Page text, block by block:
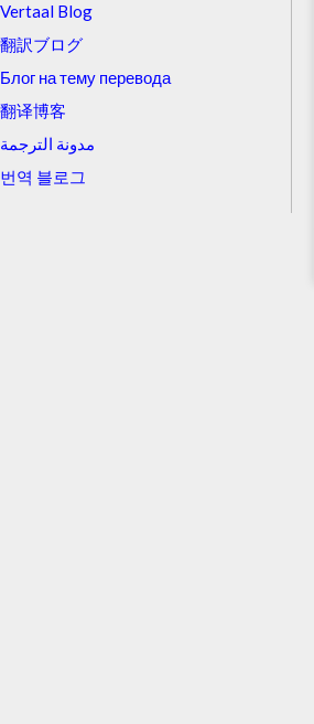
Vertaal Blog
翻訳ブログ
Блог на тему перевода
翻译博客
مدونة الترجمة
번역 블로그